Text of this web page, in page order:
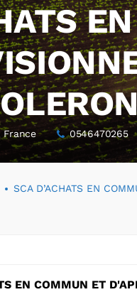
France 0546470265
SCA D’ACHATS EN
EN COMMUN ET